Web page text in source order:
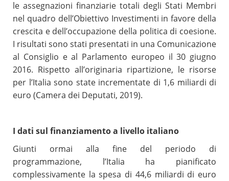
le assegnazioni finanziarie totali degli Stati Membri
nel quadro dell’Obiettivo Investimenti in favore della
crescita e dell’occupazione della politica di coesione.
I risultati sono stati presentati in una Comunicazione
al Consiglio e al Parlamento europeo il 30 giugno
2016. Rispetto all’originaria ripartizione, le risorse
per l’Italia sono state incrementate di 1,6 miliardi di
euro (Camera dei Deputati, 2019).
I dati sul finanziamento a livello italiano
Giunti ormai alla fine del periodo di
programmazione, l’Italia ha pianificato
complessivamente la spesa di 44,6 miliardi di euro